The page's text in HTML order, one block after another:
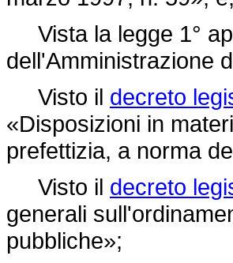
Vista la legge 1°
dell'Amministrazione
Visto il decreto
«Disposizioni in
prefettizia, a norma
Visto il decreto
generali
pubbliche»;